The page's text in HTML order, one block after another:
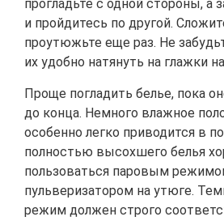
прогладьте с одной стороны, а
и пройдитесь по другой.
проутюжьте еще раз. Не
их удобно натянуть на глажки
Проще погладить белье, пока
до конца. Немного влажное
особенно легко приводится в
полностью высохшего белья
пользоваться паровым
пульверизатором на утюге.
режим должен строго